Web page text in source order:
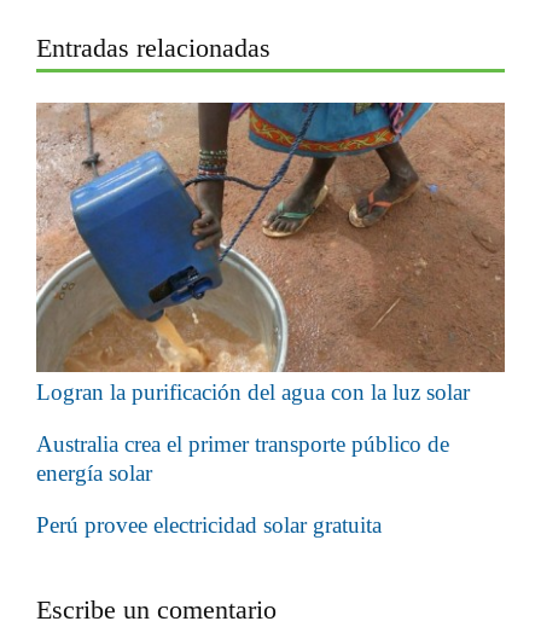
Entradas relacionadas
Logran la purificación del agua con la luz solar
Australia crea el primer transporte público de
energía solar
Perú provee electricidad solar gratuita
Escribe un comentario